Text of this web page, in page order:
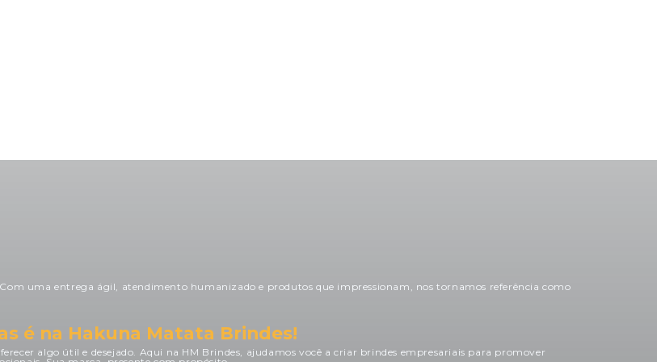
uma entrega ágil, atendimento humanizado e produtos que impressionam, nos tornamos referência como
é na Hakuna Matata Brindes!
algo útil e desejado. Aqui na HM Brindes, ajudamos você a criar brindes empresariais para promover